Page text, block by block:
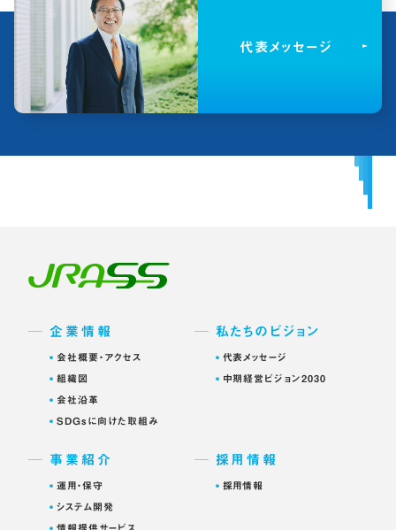
代表メッセージ
企業情報
会社概要・アクセス
組織図
会社沿革
SDGsに向けた取組み
私たちのビジョン
代表メッセージ
中期経営ビジョン2030
事業紹介
運用・保守
システム開発
情報提供サービス
採用情報
採用情報